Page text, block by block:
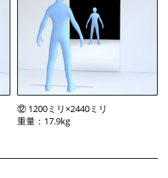
⑫ 1200ミリ×2440ミリ
重量：17.9kg